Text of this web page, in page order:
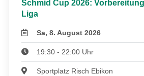
Schmid Cup 2026:
Liga
Sa, 8. August 2026
19:30 - 22:00 Uhr
Sportplatz Risch Ebikon